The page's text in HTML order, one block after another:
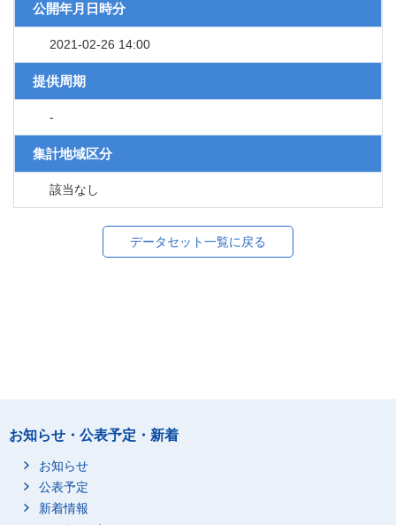
公開年月日時分
2021-02-26 14:00
提供周期
-
集計地域区分
該当なし
データセット一覧に戻る
お知らせ・公表予定・新着
お知らせ
公表予定
新着情報